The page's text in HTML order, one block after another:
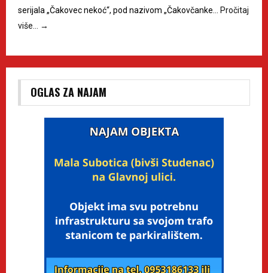
serijala „Čakovec nekoć“, pod nazivom „Čakovčanke…
Pročitaj
više…
→
OGLAS ZA NAJAM